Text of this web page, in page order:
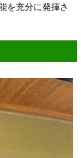
を充分に発揮さ